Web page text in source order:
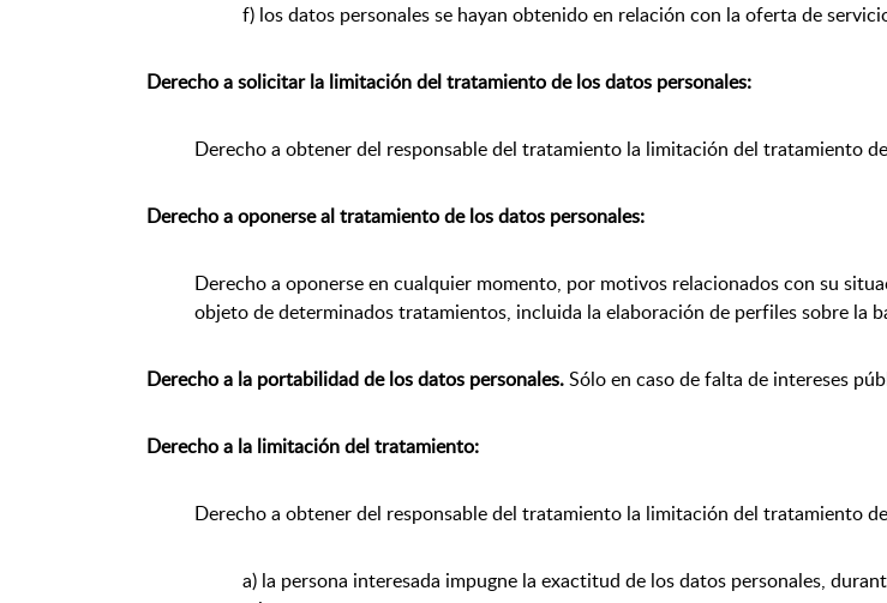
f) los datos personales se hayan obtenido en relación con la oferta de
Derecho a solicitar la limitación del tratamiento de los datos personales:
Derecho a obtener del responsable del tratamiento la limitación del tratamiento
Derecho a oponerse al tratamiento de los datos personales:
Derecho a oponerse en cualquier momento, por motivos relacionados con su
objeto de determinados tratamientos, incluida la elaboración de perfiles sobre la
Derecho a la portabilidad de los datos personales.Sólo en caso de falta de intereses
Derecho a la limitación del tratamiento:
Derecho a obtener del responsable del tratamiento la limitación del tratamiento
a) la persona interesada impugne la exactitud de los datos personales,